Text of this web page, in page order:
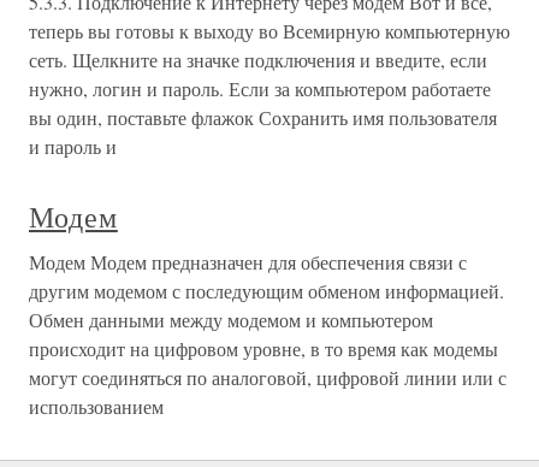
теперь вы готовы к выходу во Всемирную компьютерную
сеть. Щелкните на значке подключения и введите, если
нужно, логин и пароль. Если за компьютером работаете
вы один, поставьте флажок Сохранить имя пользователя
и пароль и
Модем
Модем Модем предназначен для обеспечения связи с
другим модемом с последующим обменом информацией.
Обмен данными между модемом и компьютером
происходит на цифровом уровне, в то время как модемы
могут соединяться по аналоговой, цифровой линии или с
использованием